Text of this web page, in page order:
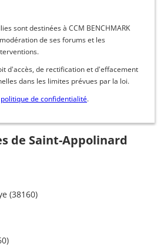
sont destinées à CCM BENCHMARK
de ses forums et les
d'accès, de rectification et d'effacement
dans les limites prévues par la loi.
politique de confidentialité.
de Saint-Appolinard
(38160)